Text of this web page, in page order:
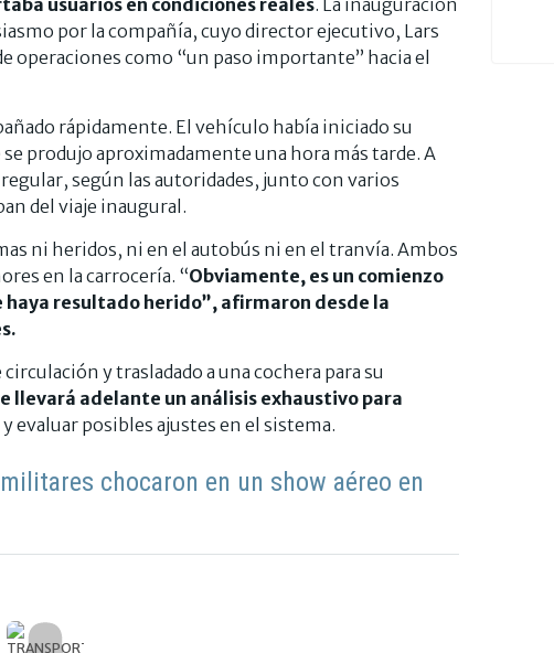
por la compañía, cuyo director ejecutivo, Lars
operaciones como “un paso importante” hacia el
rápidamente. El vehículo había iniciado su
produjo aproximadamente una hora más tarde. A
según las autoridades, junto con varios
del viaje inaugural.
ni heridos, ni en el autobús ni en el tranvía. Ambos
en la carrocería. “Obviamente, es un comienzo
resultado herido”, afirmaron desde la
y trasladado a una cochera para su
llevará adelante un análisis exhaustivo para
y evaluar posibles ajustes en el sistema.
chocaron en un show aéreo en